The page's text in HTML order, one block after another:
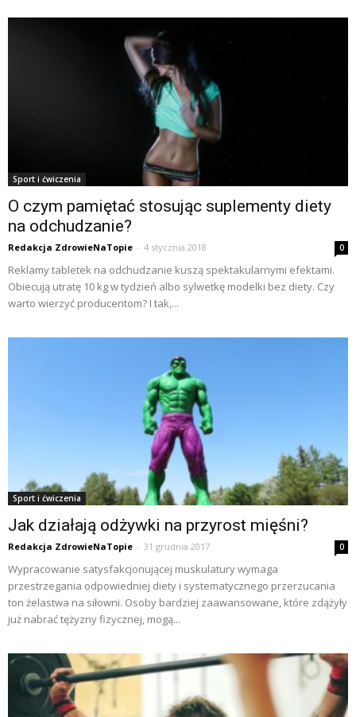
Sport i ćwiczenia
O czym pamiętać stosując suplementy diety
na odchudzanie?
Redakcja ZdrowieNaTopie - 4 stycznia 2018 0
Reklamy tabletek na odchudzanie kuszą spektakularnymi efektami.
Obiecują utratę 10 kg w tydzień albo sylwetkę modelki bez diety. Czy
warto wierzyć producentom? I tak,...
Sport i ćwiczenia
Jak działają odżywki na przyrost mięśni?
Redakcja ZdrowieNaTopie - 31 grudnia 2017 0
Wypracowanie satysfakcjonującej muskulatury wymaga
przestrzegania odpowiedniej diety i systematycznego przerzucania
ton żelastwa na siłowni. Osoby bardziej zaawansowane, które zdążyły
już nabrać tężyzny fizycznej, mogą...